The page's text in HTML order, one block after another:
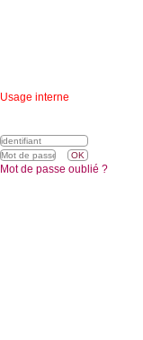
Usage interne
Mot de passe oublié ?